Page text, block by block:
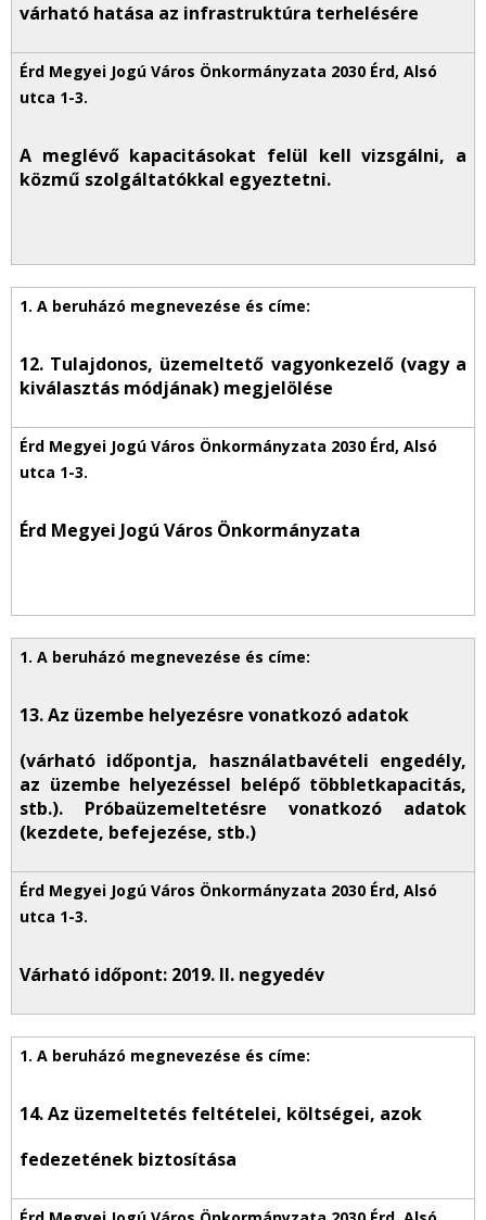
várható hatása az infrastruktúra terhelésére
A meglévő kapacitásokat felül kell vizsgálni, a
közmű szolgáltatókkal egyeztetni.
12. Tulajdonos, üzemeltető vagyonkezelő (vagy a
kiválasztás módjának) megjelölése
Érd Megyei Jogú Város Önkormányzata
13. Az üzembe helyezésre vonatkozó adatok
(várható időpontja, használatbavételi engedély,
az üzembe helyezéssel belépő többletkapacitás,
stb.). Próbaüzemeltetésre vonatkozó adatok
(kezdete, befejezése, stb.)
Várható időpont: 2019. II. negyedév
14. Az üzemeltetés feltételei, költségei, azok
fedezetének biztosítása